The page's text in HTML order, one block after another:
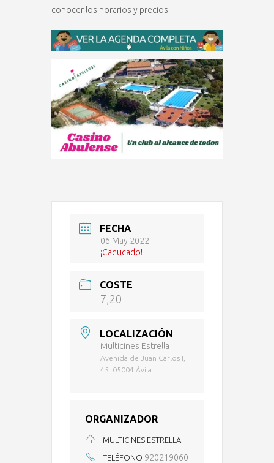
conocer los horarios y precios.
FECHA
06 May 2022
¡Caducado!
COSTE
7,20
LOCALIZACIÓN
Multicines Estrella
Avenida de Juan Carlos I,
45. 05004 Ávila
ORGANIZADOR
MULTICINES ESTRELLA
TELÉFONO 920219060